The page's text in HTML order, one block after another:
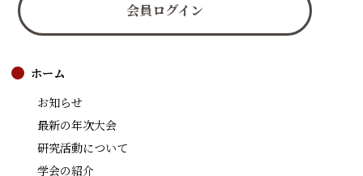
会員ログイン
ホーム
お知らせ
最新の年次大会
研究活動について
学会の紹介